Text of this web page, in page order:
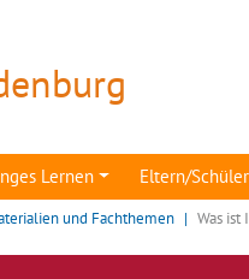
Lernen Eltern/Schüler
und Fachthemen Was ist